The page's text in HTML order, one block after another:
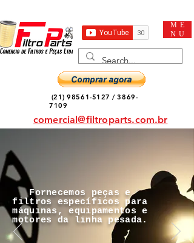
ME
NU
(21) 98561-5127 /3869-
7109
comercial@filtroparts.com.br
Fornecemos peças e
filtros específicos para
máquinas, equipamentos e
motores da linha pesada.